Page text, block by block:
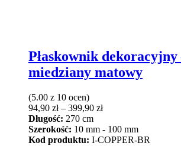
Płaskownik dekoracyjny
miedziany matowy
(5.00 z 10 ocen)
94,90 zł – 399,90 złZakres
od
94,90 zł
Długość: 270 cm
Szerokość: 10 mm - 100 mm
Kod produktu: I-COPPER-BR